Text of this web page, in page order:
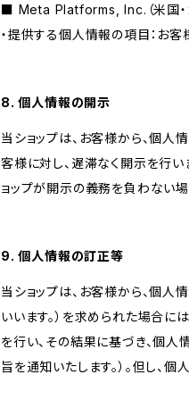
■ Meta Platforms, Inc.（米国・
・提供する個人情報の項目：お
8. 個人情報の開示
当ショップは、お客様から、個
客様に対し、遅滞なく開示を行い
ョップが開示の義務を負わない場
9. 個人情報の訂正等
当ショップは、お客様から、個
いいます。）を求められた場合
を行い、その結果に基づき、個
旨を通知いたします。）。但し、